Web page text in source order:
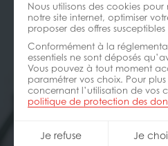
Nous utilisons des cookies
notre site internet, optimiser
proposer des offres susceptibles
Conformément à la
essentiels ne sont déposés
Vous pouvez à tout moment
paramétrer vos choix. Pour
concernant l’utilisation de vos
politique de protection des
Je refuse Je
INDUSTRIE/
TRANSFORMATION
Réf : Z20-262421
Ouvrier
Interim Bellac